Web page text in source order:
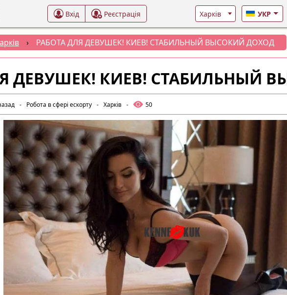
Вхід Реєстрація УКР
› РАБОТА ДЛЯ ДЕВУШЕК! КИЕВ! СТАБИЛЬНЫЙ ВЫСОКИЙ ДОХОД
ДЕВУШЕК! КИЕВ! СТАБИЛЬНЫЙ
- Робота в сфері ескорту - Харків - 50